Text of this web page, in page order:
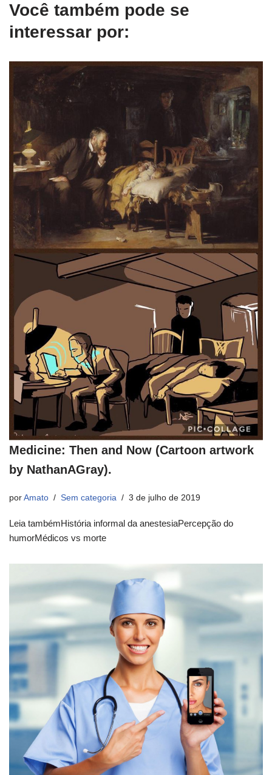
Você também pode se
interessar por:
Medicine: Then and Now (Cartoon artwork
by NathanAGray).
por Amato Sem categoria 3 de julho de 2019
Leia tambémHistória informal da anestesiaPercepção do
humorMédicos vs morte